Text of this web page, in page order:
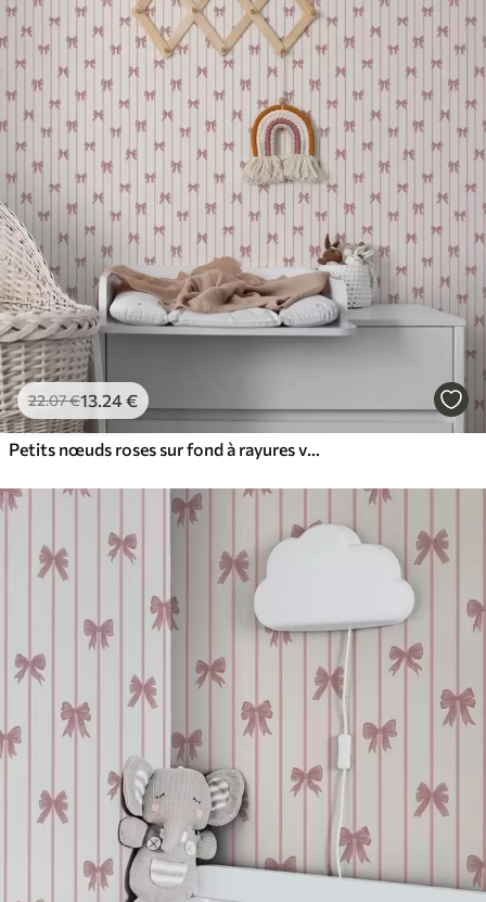
22.07€13.24€
Petits nœuds roses sur fond à rayures verticales